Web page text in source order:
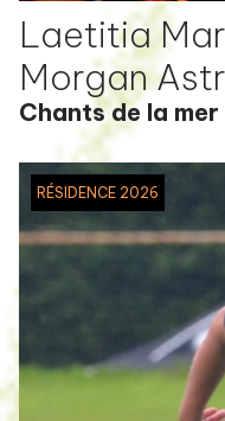
Laetitia
Morgan
Chants de la
RÉSIDENCE 2026